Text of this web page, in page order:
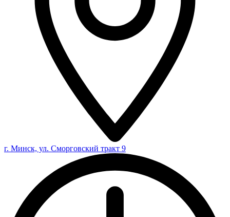
г. Минск, ул. Сморговский тракт 9